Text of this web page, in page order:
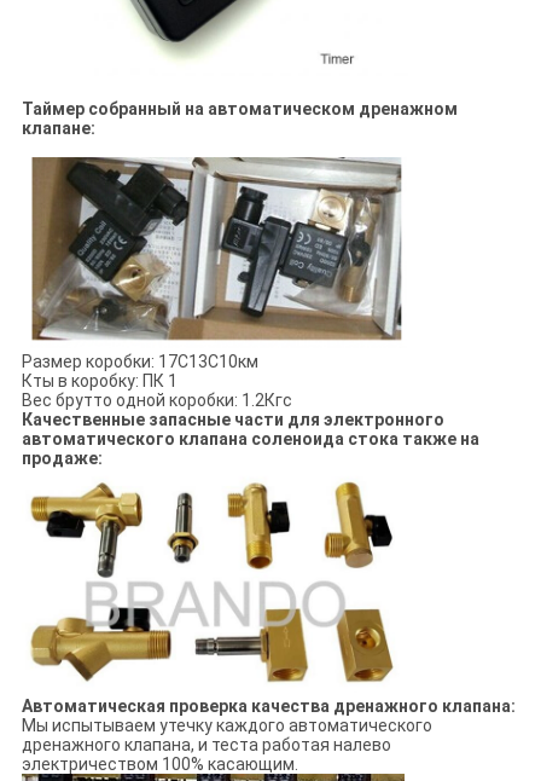
Таймер собранный на автоматическом дренажном
клапане:
Размер коробки: 17С13С10км
Кты в коробку: ПК 1
Вес брутто одной коробки: 1.2Кгс
Качественные запасные части для электронного
автоматического клапана соленоида стока также на
продаже:
Автоматическая проверка качества дренажного клапана:
Мы испытываем утечку каждого автоматического
дренажного клапана, и теста работая налево
электричеством 100% касающим.